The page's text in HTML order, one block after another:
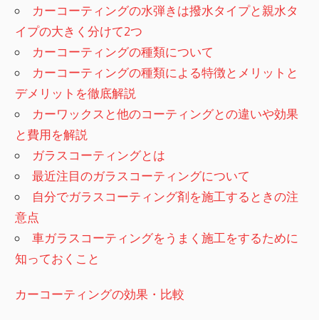
カーコーティングの水弾きは撥水タイプと親水タ
イプの大きく分けて2つ
カーコーティングの種類について
カーコーティングの種類による特徴とメリットと
デメリットを徹底解説
カーワックスと他のコーティングとの違いや効果
と費用を解説
ガラスコーティングとは
最近注目のガラスコーティングについて
自分でガラスコーティング剤を施工するときの注
意点
車ガラスコーティングをうまく施工をするために
知っておくこと
カーコーティングの効果・比較